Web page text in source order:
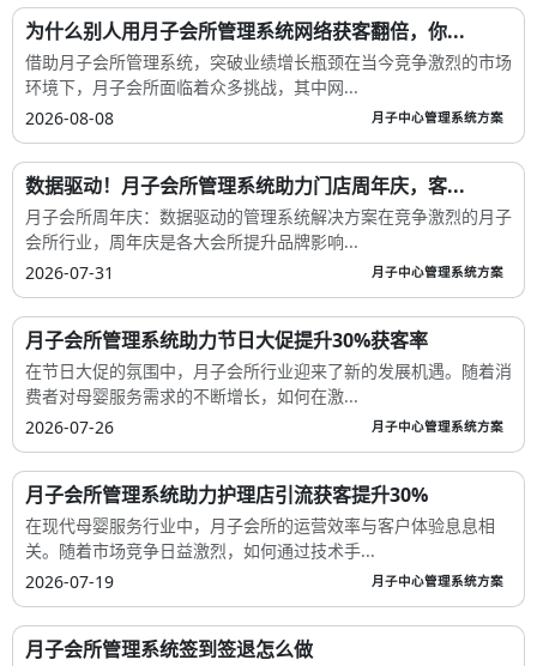
为什么别人用月子会所管理系统网络获客翻倍，你...
借助月子会所管理系统，突破业绩增长瓶颈在当今竞争激烈的市场
环境下，月子会所面临着众多挑战，其中网...
2026-08-08
月子中心管理系统方案
数据驱动！月子会所管理系统助力门店周年庆，客...
月子会所周年庆：数据驱动的管理系统解决方案在竞争激烈的月子
会所行业，周年庆是各大会所提升品牌影响...
2026-07-31
月子中心管理系统方案
月子会所管理系统助力节日大促提升30%获客率
在节日大促的氛围中，月子会所行业迎来了新的发展机遇。随着消
费者对母婴服务需求的不断增长，如何在激...
2026-07-26
月子中心管理系统方案
月子会所管理系统助力护理店引流获客提升30%
在现代母婴服务行业中，月子会所的运营效率与客户体验息息相
关。随着市场竞争日益激烈，如何通过技术手...
2026-07-19
月子中心管理系统方案
月子会所管理系统签到签退怎么做